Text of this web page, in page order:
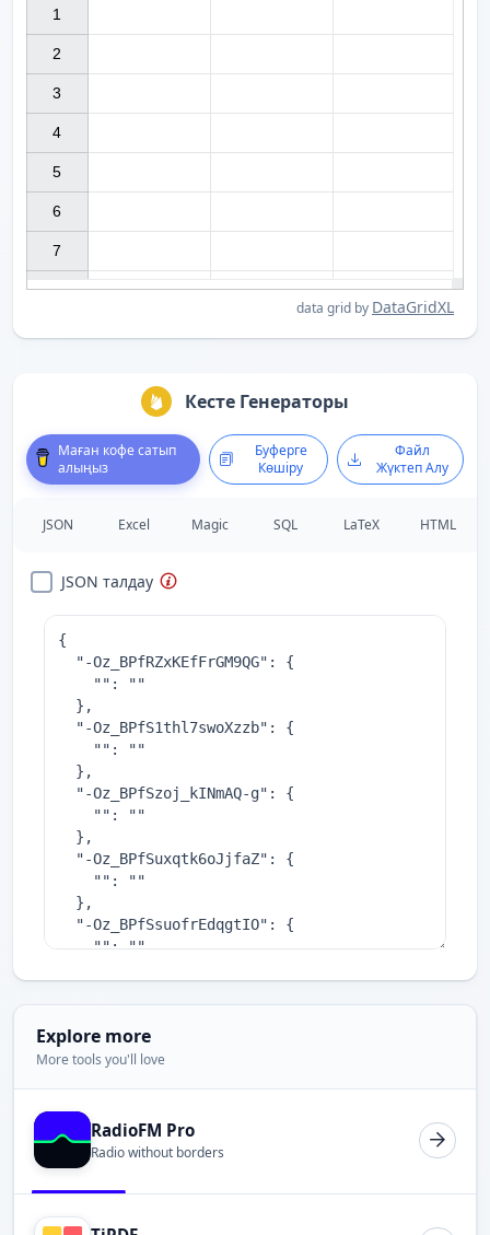
data grid by DataGridXL
1
2
3
4
5
6
7
Кесте Генераторы
Маған кофе сатып
алыңыз
Буферге
Көшіру
Файл
Жүктеп Алу
JSON Excel Magic SQL LaTeX HTML
JSON талдау
Explore more
More tools you'll love
RadioFM Pro
Radio without borders